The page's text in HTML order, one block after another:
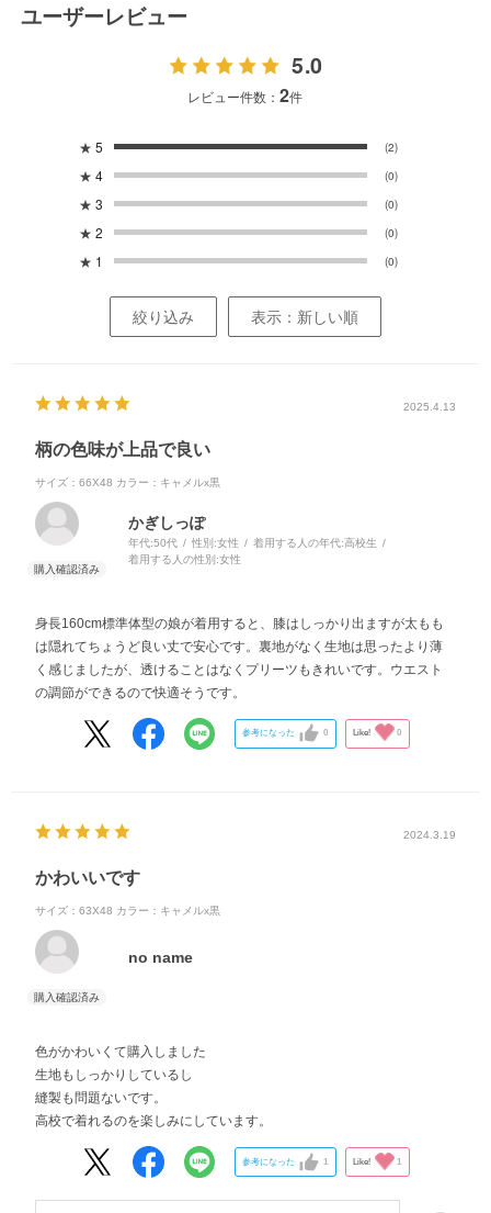
ユーザーレビュー
5.0
レビュー件数：2件
★ 5 (2)
★ 4 (0)
★ 3 (0)
★ 2 (0)
★ 1 (0)
絞り込み 表示：新しい順
2025.4.13
柄の色味が上品で良い
サイズ：66X48 カラー：キャメルx黒
かぎしっぽ
年代:50代 性別:女性 着用する人の年代:高校生
着用する人の性別:女性
身長160cm標準体型の娘が着用すると、膝はしっかり出ますが太もも
は隠れてちょうど良い丈で安心です。裏地がなく生地は思ったより薄
く感じましたが、透けることはなくプリーツもきれいです。ウエスト
の調節ができるので快適そうです。
参考になった 0 Like! 0
2024.3.19
かわいいです
サイズ：63X48 カラー：キャメルx黒
no name
色がかわいくて購入しました
生地もしっかりしているし
縫製も問題ないです。
高校で着れるのを楽しみにしています。
参考になった 1 Like! 1